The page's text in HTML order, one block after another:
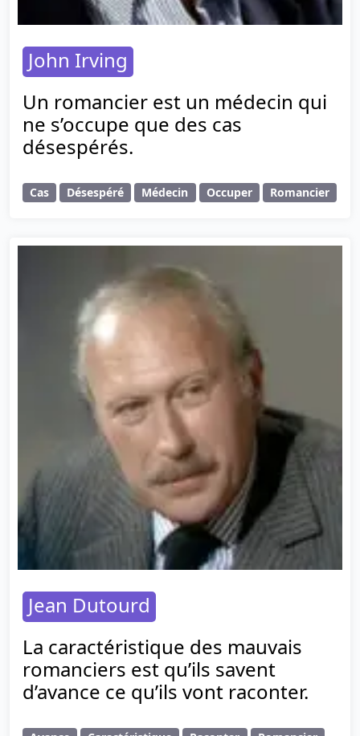
John Irving
Un romancier est un médecin qui
ne s’occupe que des cas
désespérés.
Cas Désespéré Médecin Occuper Romancier
Jean Dutourd
La caractéristique des mauvais
romanciers est qu’ils savent
d’avance ce qu’ils vont raconter.